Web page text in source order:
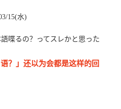
15(水)
喋るの？ってスレかと思った
？」还以为会都是这样的回